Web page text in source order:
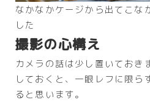
なかなかケージから出てこな
した
撮影の心構え
カメラの話は少し置いておき
しておくと、一眼レフに限ら
ると思います。